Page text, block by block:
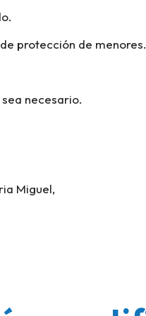
protección de menores.
necesario.
Miguel,